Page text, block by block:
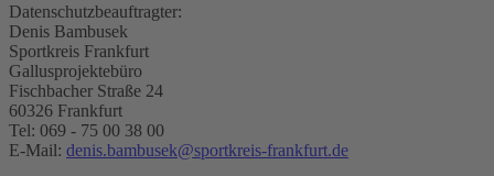
Datenschutzbeauftragter:
Denis Bambusek
Sportkreis Frankfurt
Gallusprojektebüro
Fischbacher Straße 24
60326 Frankfurt
Tel: 069 - 75 00 38 00
E-Mail: denis.bambusek@sportkreis-frankfurt.de